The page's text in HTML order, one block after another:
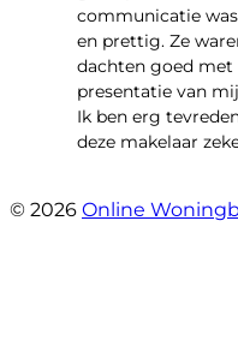
communicatie
en prettig. Ze
dachten goed met
presentatie van
Ik ben erg
deze makelaar
© 2026 Online